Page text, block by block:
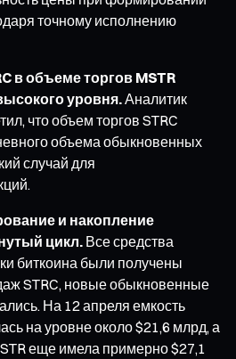
точному исполнению
в объеме торгов MSTR
уровня.Аналитик
что объем торгов STRC
объема обыкновенных
случай для
и накопление
цикл. Все средства
биткоина были получены
STRC, новые обыкновенные
На 12 апреля емкость
на уровне около $21,6 млрд, а
еще имела примерно $27,1